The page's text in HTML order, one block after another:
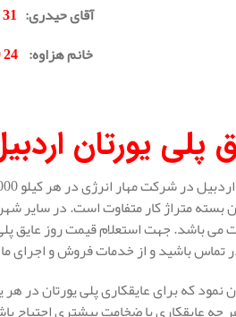
آقای حیدری:
31 90 296 0912
خانم هزاوه:
24 90 649 0902
پلی یورتان
بسته متراژ کار متفاوت است. در سایر
می باشد. جهت استعلام قیمت روز عایق
باشید و از خدمات فروش و اجرای ما